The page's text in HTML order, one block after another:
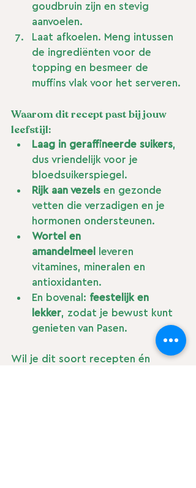
goudbruin zijn en stevig
aanvoelen.
Laat afkoelen. Meng intussen
de ingrediënten voor de
topping en besmeer de
muffins vlak voor het serveren.
Waarom dit recept past bij jouw
leefstijl:
Laag in geraffineerde suikers,
dus vriendelijk voor je
bloedsuikerspiegel.
Rijk aan vezels en gezonde
vetten die verzadigen en je
hormonen ondersteunen.
Wortel en
amandelmeel
leveren
vitamines, mineralen en
antioxidanten.
En bovenal: feestelijk en
lekker, zodat je bewust kunt
genieten van Pasen.
Wil je dit soort recepten én